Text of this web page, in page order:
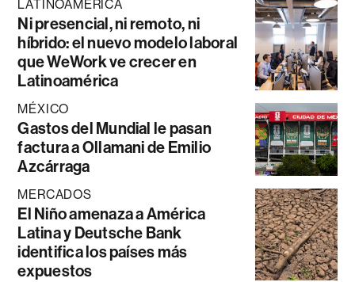
LATINOAMÉRICA
Ni presencial, ni remoto, ni
híbrido: el nuevo modelo laboral
que WeWork ve crecer en
Latinoamérica
MÉXICO
Gastos del Mundial le pasan
factura a Ollamani de Emilio
Azcárraga
MERCADOS
El Niño amenaza a América
Latina y Deutsche Bank
identifica los países más
expuestos